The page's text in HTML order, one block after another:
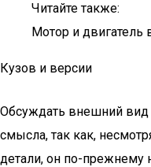
Читайте также:
Мотор и двигатель
Кузов и версии
Обсуждать внешний вид
смысла, так как,
детали, он по-прежнему